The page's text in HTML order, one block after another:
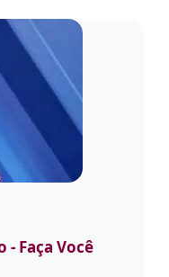
- Faça Você